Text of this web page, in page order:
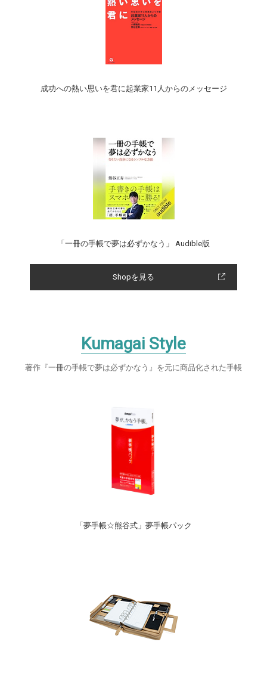
成功への熱い思いを君に起業家11人からのメッセージ
「一冊の手帳で夢は必ずかなう」 Audible版
Shopを見る
Kumagai Style
著作『一冊の手帳で夢は必ずかなう』を元に商品化された手帳
「夢手帳☆熊谷式」夢手帳パック